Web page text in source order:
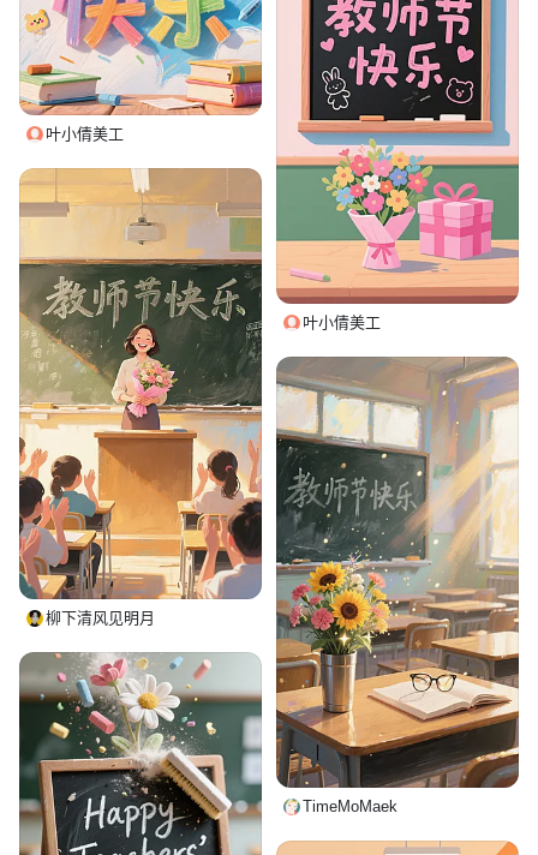
叶小倩美工
叶小倩美工
柳下清风见明月
TimeMoMaek